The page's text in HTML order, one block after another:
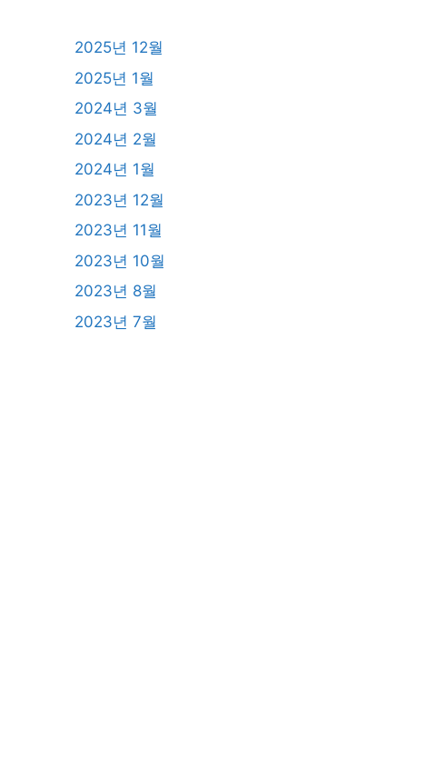
2025년 12월
2025년 1월
2024년 3월
2024년 2월
2024년 1월
2023년 12월
2023년 11월
2023년 10월
2023년 8월
2023년 7월